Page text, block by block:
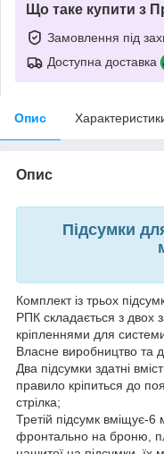
Що таке купити з
Замовлення під
Доступна доставка
Опис
Опис
Підсумки
Комплект із трьох
РПК складається з двох
кріпленнями для
Власне виробництво та
Два підсумки здатні
правило кріпиться до
стрілка;
Третій підсумк вміщує-6
фронтально на броню,